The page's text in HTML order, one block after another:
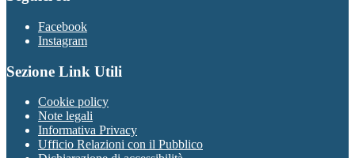
Facebook
Instagram
Sezione Link Utili
Cookie policy
Note legali
Informativa Privacy
Ufficio Relazioni con il Pubblico